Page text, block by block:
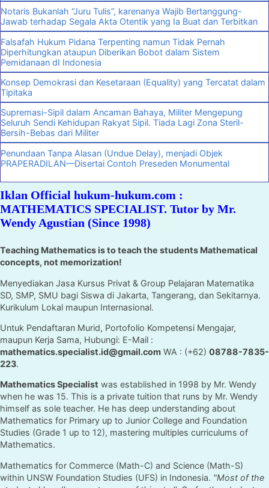
Notaris Bukanlah “Juru Tulis”, karenanya Wajib Bertanggung-
Jawab terhadap Segala Akta Otentik yang Ia Buat dan Terbitkan
Falsafah Hukum Pidana Terpenting namun Tidak Pernah
Diperhitungkan ataupun Diberikan Bobot dalam Sistem
Pemidanaan dI Indonesia
Konsep Demokrasi dan Kesetaraan (Equality) yang Tercatat dalam
Tipitaka
Supremasi-Sipil dalam Ancaman Bahaya, Militer Mengepung
Seluruh Sendi Kehidupan Rakyat Sipil. Tiada Lagi Zona Steril-
Bersih-Bebas dari Militer
Penundaan Tanpa Alasan (Undue Delay), menjadi Objek
PRAPERADILAN—Disertai Contoh Preseden Monumental
Iklan Official hukum-hukum.com :
MATHEMATICS SPECIALIST. Tutor by Mr.
Wendy Agustian (Since 1998)
Teaching Mathematics is to teach the students Mathematical
concepts, not memorization!
Menyediakan Jasa Kursus Privat & Group Pelajaran Matematika
SD, SMP, SMU bagi Siswa di Jakarta, Tangerang, dan Sekitarnya.
Kurikulum Lokal maupun Internasional.
Untuk Pendaftaran Murid, Portofolio Kompetensi Mengajar,
maupun Kerja Sama, Hubungi: E-Mail :
mathematics.specialist.id@gmail.com WA : (+62) 08788-7835-
223.
Mathematics Specialist was established in 1998 by Mr. Wendy
when he was 15. This is a private tuition that runs by Mr. Wendy
himself as sole teacher. He has deep understanding about
Mathematics for Primary up to Junior College and Foundation
Studies (Grade 1 up to 12), mastering multiples curriculums of
Mathematics.
Mathematics for Commerce (Math-C) and Science (Math-S)
within UNSW Foundation Studies (UFS) in Indonesia. "Most of the